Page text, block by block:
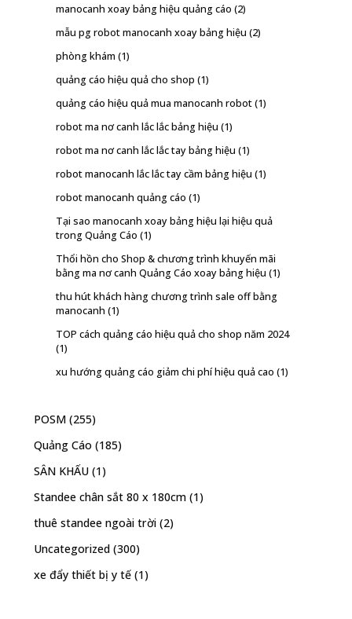
manocanh xoay bảng hiệu quảng cáo (2)
mẫu pg robot manocanh xoay bảng hiệu (2)
phòng khám (1)
quảng cáo hiệu quả cho shop (1)
quảng cáo hiệu quả mua manocanh robot(1)
robot ma nơ canh lắc lắc bảng hiệu (1)
robot ma nơ canh lắc lắc tay bảng hiệu (1)
robot manocanh lắc lắc tay cầm bảng hiệu (1)
robot manocanh quảng cáo (1)
Tại sao manocanh xoay bảng hiệu lại hiệu quả
trong Quảng Cáo (1)
Thổi hồn cho Shop & chương trình khuyến mãi
bằng ma nơ canh Quảng Cáo xoay bảng hiệu (1)
thu hút khách hàng chương trình sale off bằng
manocanh (1)
TOP cách quảng cáo hiệu quả cho shop năm 2024
(1)
xu hướng quảng cáo giảm chi phí hiệu quả cao (1)
POSM (255)
Quảng Cáo (185)
SÂN KHẤU (1)
Standee chân sắt 80 x 180cm (1)
thuê standee ngoài trời (2)
Uncategorized (300)
xe đẩy thiết bị y tế (1)